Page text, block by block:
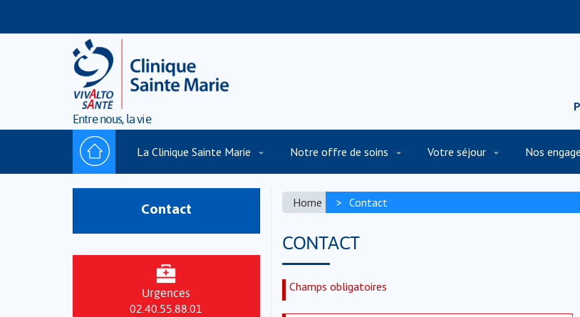
Entre nous, la vie
La Clinique Sainte Marie Notre offre de soins Votre séjour Nos
Trouver un praticien Présentation vidéo de la Clinique et de son
Contact
Urgences
02.40.55.88.01
Home Contact
CONTACT
Champs obligatoires